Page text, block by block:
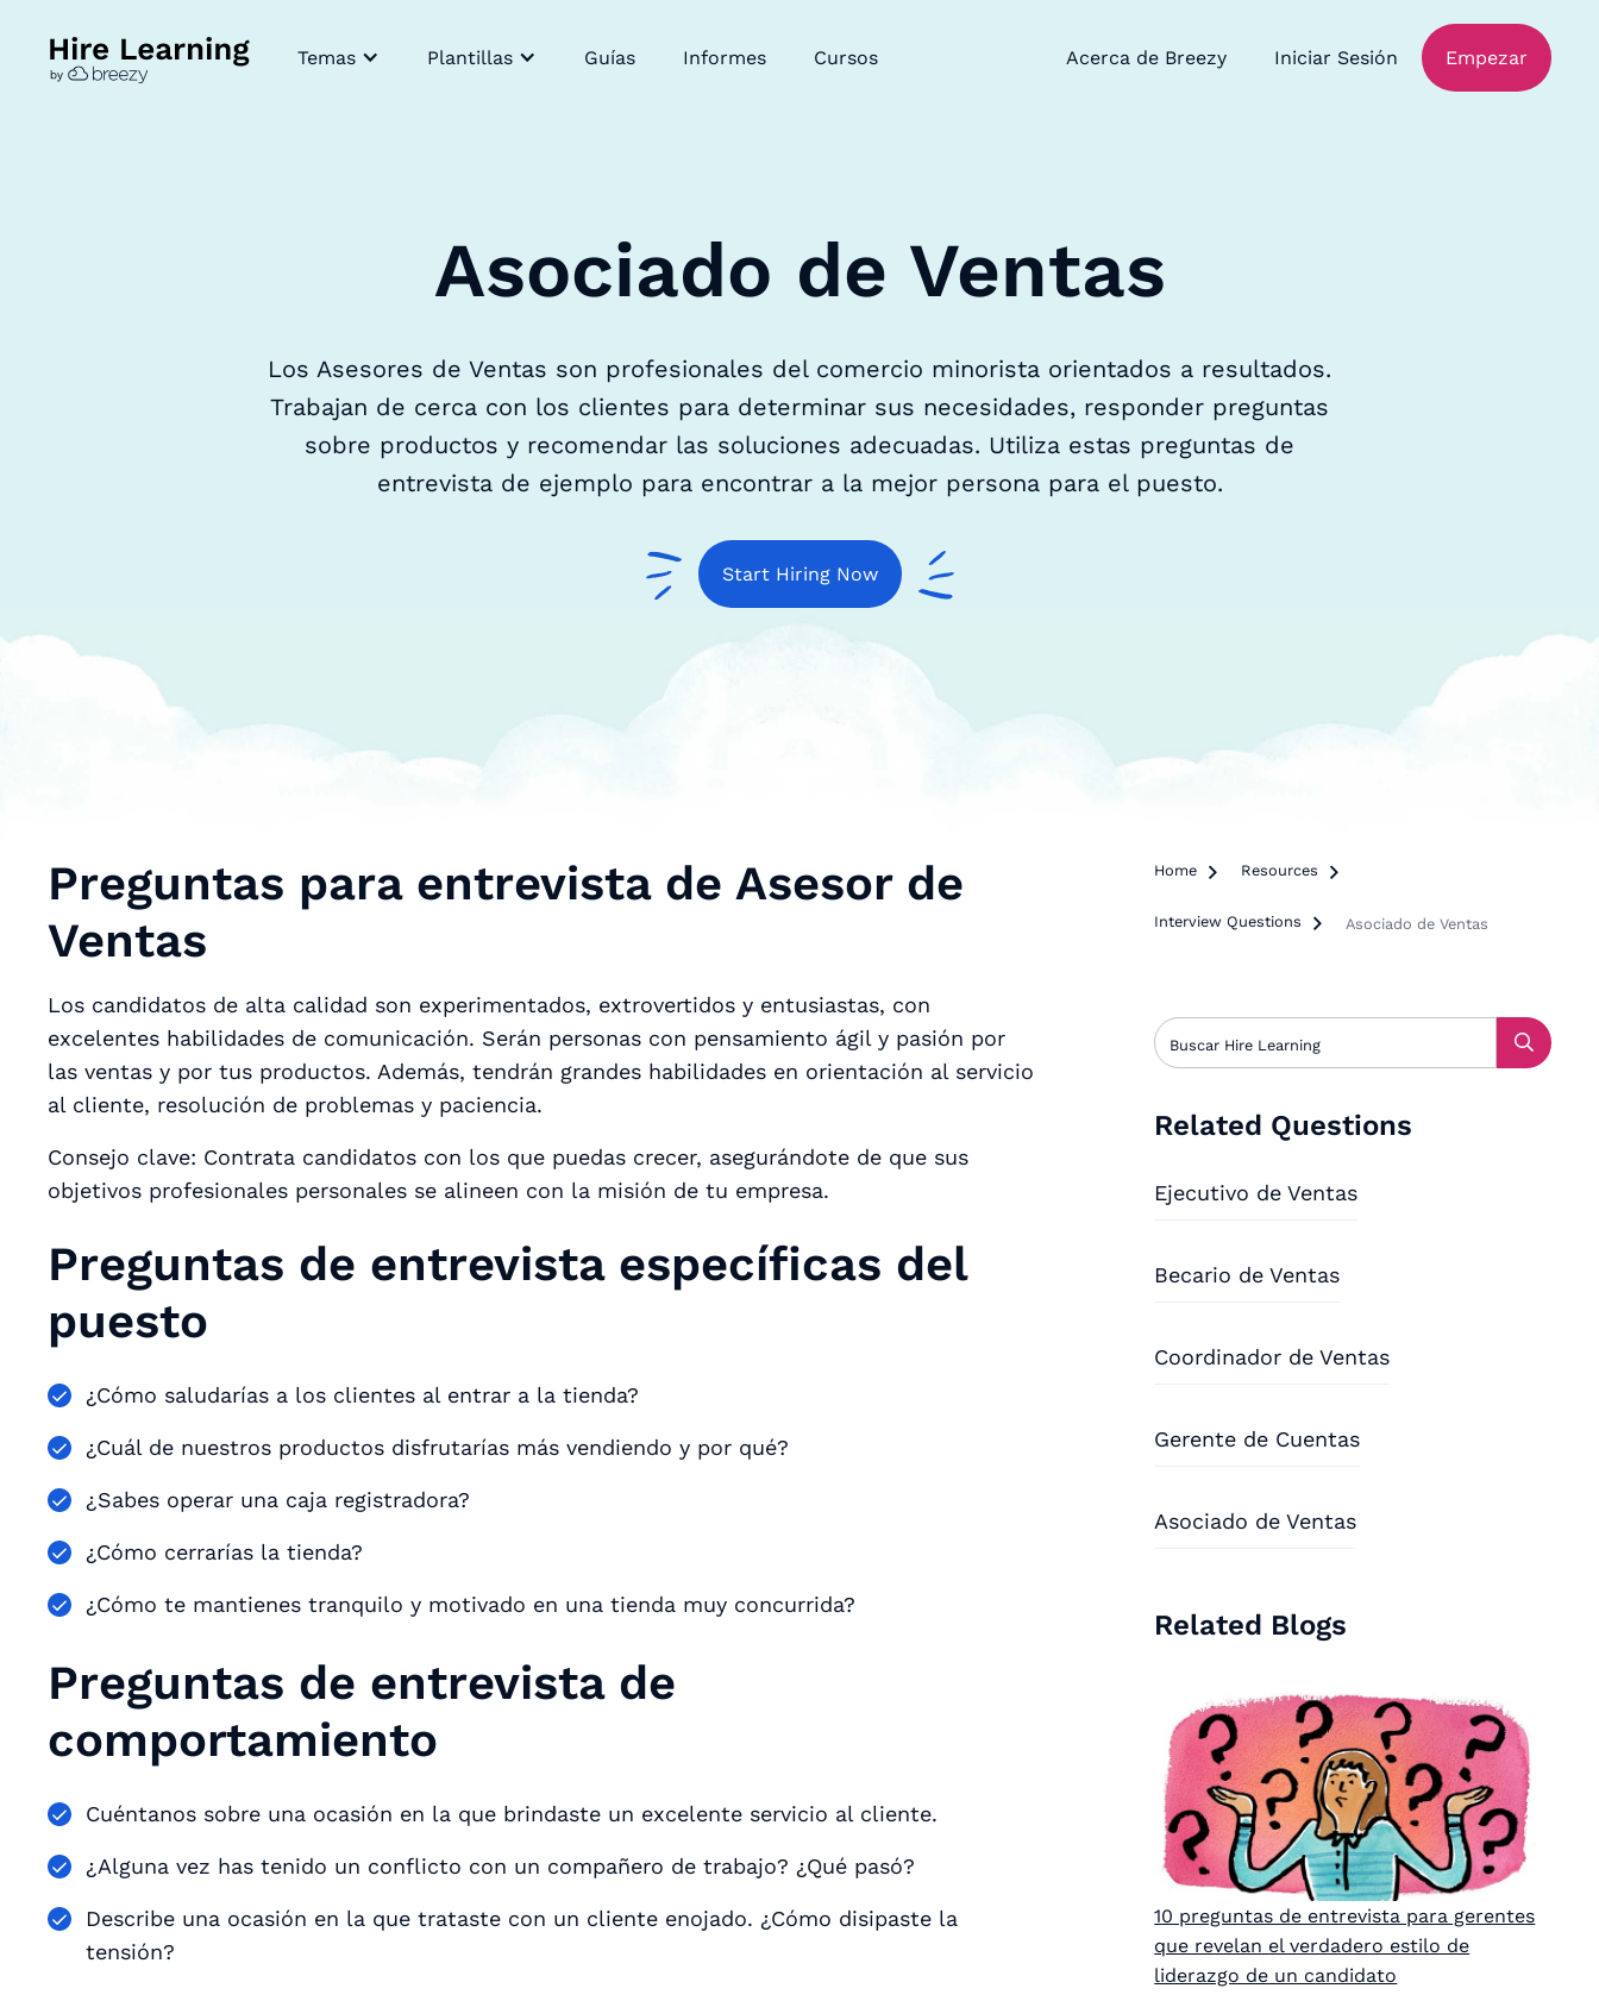
Temas Plantillas Guías Informes Cursos Acerca de Breezy Iniciar Sesión Empezar
Asociado de Ventas
Los Asesores de Ventas son profesionales del comercio minorista orientados a resultados.
Trabajan de cerca con los clientes para determinar sus necesidades, responder preguntas
sobre productos y recomendar las soluciones adecuadas. Utiliza estas preguntas de
entrevista de ejemplo para encontrar a la mejor persona para el puesto.
Start Hiring Now
Preguntas para entrevista de Asesor de
Ventas
Los candidatos de alta calidad son experimentados, extrovertidos y entusiastas, con
excelentes habilidades de comunicación. Serán personas con pensamiento ágil y pasión por
las ventas y por tus productos. Además, tendrán grandes habilidades en orientación al servicio
al cliente, resolución de problemas y paciencia.
Consejo clave: Contrata candidatos con los que puedas crecer, asegurándote de que sus
objetivos profesionales personales se alineen con la misión de tu empresa.
Preguntas de entrevista específicas del
puesto
¿Cómo saludarías a los clientes al entrar a la tienda?
¿Cuál de nuestros productos disfrutarías más vendiendo y por qué?
¿Sabes operar una caja registradora?
¿Cómo cerrarías la tienda?
¿Cómo te mantienes tranquilo y motivado en una tienda muy concurrida?
Preguntas de entrevista de
comportamiento
Cuéntanos sobre una ocasión en la que brindaste un excelente servicio al cliente.
¿Alguna vez has tenido un conflicto con un compañero de trabajo? ¿Qué pasó?
Describe una ocasión en la que trataste con un cliente enojado. ¿Cómo disipaste la
tensión?
Home  Resources 
Interview Questions  Asociado de Ventas
Related Questions
Ejecutivo de Ventas
Becario de Ventas
Coordinador de Ventas
Gerente de Cuentas
Asociado de Ventas
Related Blogs
10 preguntas de entrevista para gerentes
que revelan el verdadero estilo de
liderazgo de un candidato